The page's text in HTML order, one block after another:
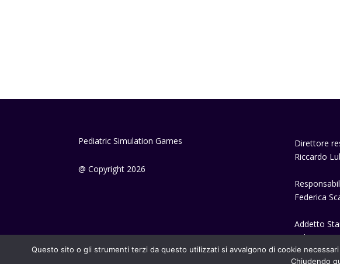
Pediatric Simulation Games
@ Copyright 2026
Direttore
Riccardo
Federica
Addetto
Fabrizio
Questo sito o gli strumenti terzi da questo utilizzati si avvalgono di cookie
Chiudendo